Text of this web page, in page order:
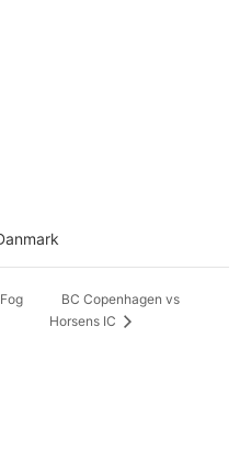
BC Copenhagen vs
Horsens IC